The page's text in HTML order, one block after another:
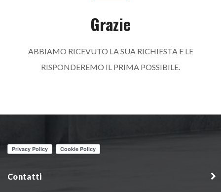
previsto dallaPrivacy Policy
Grazie
ABBIAMO RICEVUTO LA SUA RICHIESTA E LE
RISPONDEREMO IL PRIMA POSSIBILE.
Contatti